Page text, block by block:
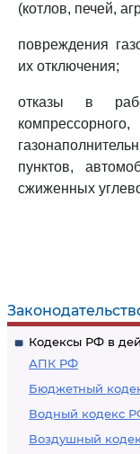
Кодексы РФ в
АПК РФ
Бюджетный
Водный кодекс
Воздушный
(котлов, печей,
повреждения
их отключения;
отказы в
пунктов,
сжиженных